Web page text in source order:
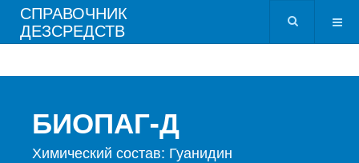
СПРАВОЧНИК
ДЕЗСРЕДСТВ
БИОПАГ-Д
Химический состав: Гуанидин